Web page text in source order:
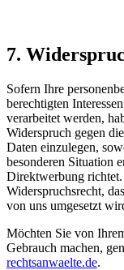
7.
Sofern Ihre
berechtigten
verarbeitet werden,
Widerspruch gegen
Daten einzulegen,
besonderen Situation
Direktwerbung richtet.
Widerspruchsrecht,
von uns umgesetzt
Möchten Sie von
Gebrauch machen,
rechtsanwaelte.de.